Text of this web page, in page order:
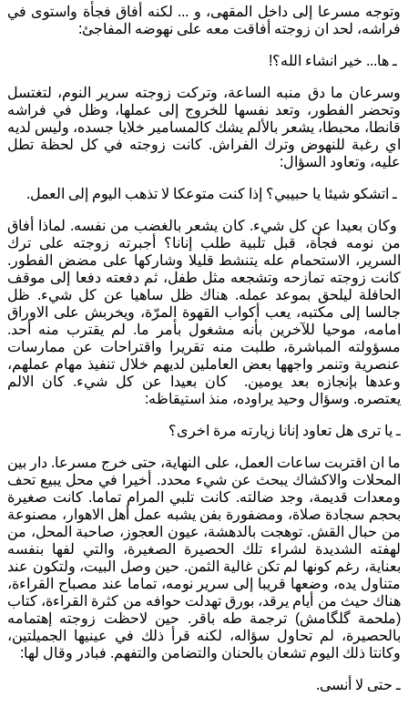
وتوجه مسرعا إلى داخل المقهى، و ... لكنه أفاق فجأة واستوى في
فراشه، لحد ان زوجته أفاقت معه على نهوضه المفاجئ:
ـ ها... خير انشاء الله؟!
وسرعان ما دق منبه الساعة، وتركت زوجته سرير النوم، لتغتسل
وتحضر الفطور، وتعد نفسها للخروج إلى عملها، وظل في فراشه
قانطا، محبطا، يشعر بالألم يشك كالمسامير خلايا جسده، وليس لديه
اي رغبة للنهوض وترك الفراش. كانت زوجته في كل لحظة تطل
عليه، وتعاود السؤال:
ـ اتشكو شيئا يا حبيبي؟ إذا كنت متوعكا لا تذهب اليوم إلى العمل.
وكان بعيدا عن كل شيء. كان يشعر بالغضب من نفسه. لماذا أفاق
من نومه فجأة، قبل تلبية طلب إنانا؟ أجبرته زوجته على ترك
السرير، الاستحمام عله يتنشط قليلا وشاركها على مضض الفطور.
كانت زوجته تمازحه وتشجعه مثل طفل، ثم دفعته دفعا إلى موقف
الحافلة ليلحق بموعد عمله. هناك ظل ساهيا عن كل شيء. ظل
جالسا إلى مكتبه، يعب أكواب القهوة المرّة، ويخربش على الاوراق
امامه، موحيا للآخرين بأنه مشغول بأمر ما. لم يقترب منه أحد.
مسؤولته المباشرة، طلبت منه تقريرا واقتراحات عن ممارسات
عنصرية وتنمر واجهها بعض العاملين لديهم خلال تنفيذ مهام عملهم،
وعدها بإنجازه بعد يومين. كان بعيدا عن كل شيء. كان الالم
يعتصره. وسؤال وحيد يراوده، منذ استيقاظه:
ـ يا ترى هل تعاود إنانا زيارته مرة اخرى؟
ما ان اقتربت ساعات العمل، على النهاية، حتى خرج مسرعا. دار بين
المحلات والاكشاك يبحث عن شيء محدد. أخيرا في محل يبيع تحف
ومعدات قديمة، وجد ضالته. كانت تلبي المرام تماما. كانت صغيرة
بحجم سجادة صلاة، ومضفورة بفن يشبه عمل أهل الاهوار، مصنوعة
من حبال القش. توهجت بالدهشة، عيون العجوز، صاحبة المحل، من
لهفته الشديدة لشراء تلك الحصيرة الصغيرة، والتي لفها بنفسه
بعناية، رغم كونها لم تكن غالية الثمن. حين وصل البيت، ولتكون عند
متناول يده، وضعها قريبا إلى سرير نومه، تماما عند مصباح القراءة،
هناك حيث من أيام يرقد، بورق تهدلت حوافه من كثرة القراءة، كتاب
(ملحمة گلگامش) ترجمة طه باقر. حين لاحظت زوجته إهتمامه
بالحصيرة، لم تحاول سؤاله، لكنه قرأ ذلك في عينيها الجميلتين،
وكانتا ذلك اليوم تشعان بالحنان والتضامن والتفهم. فبادر وقال لها:
ـ حتى لا أنسى.